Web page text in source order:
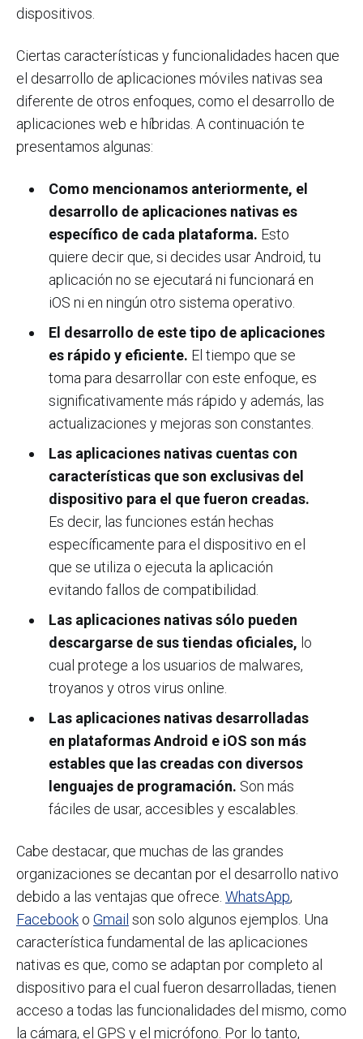
dispositivos.
Ciertas características y funcionalidades hacen que
el desarrollo de aplicaciones móviles nativas sea
diferente de otros enfoques, como el desarrollo de
aplicaciones web e híbridas. A continuación te
presentamos algunas:
Como mencionamos anteriormente, el
desarrollo de aplicaciones nativas es
específico de cada plataforma. Esto
quiere decir que, si decides usar Android, tu
aplicación no se ejecutará ni funcionará en
iOS ni en ningún otro sistema operativo.
El desarrollo de este tipo de aplicaciones
es rápido y eficiente. El tiempo que se
toma para desarrollar con este enfoque, es
significativamente más rápido y además, las
actualizaciones y mejoras son constantes.
Las aplicaciones nativas cuentas con
características que son exclusivas del
dispositivo para el que fueron creadas.
Es decir, las funciones están hechas
específicamente para el dispositivo en el
que se utiliza o ejecuta la aplicación
evitando fallos de compatibilidad.
Las aplicaciones nativas sólo pueden
descargarse de sus tiendas oficiales, lo
cual protege a los usuarios de malwares,
troyanos y otros virus online.
Las aplicaciones nativas desarrolladas
en plataformas Android e iOS son más
estables que las creadas con diversos
lenguajes de programación. Son más
fáciles de usar, accesibles y escalables.
Cabe destacar, que muchas de las grandes
organizaciones se decantan por el desarrollo nativo
debido a las ventajas que ofrece. WhatsApp,
Facebook o Gmail son solo algunos ejemplos. Una
característica fundamental de las aplicaciones
nativas es que, como se adaptan por completo al
dispositivo para el cual fueron desarrolladas, tienen
acceso a todas las funcionalidades del mismo, como
la cámara, el GPS y el micrófono. Por lo tanto,